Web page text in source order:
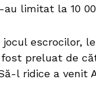
au limitat la 10
escrocilor,
fost preluat de
l ridice a venit